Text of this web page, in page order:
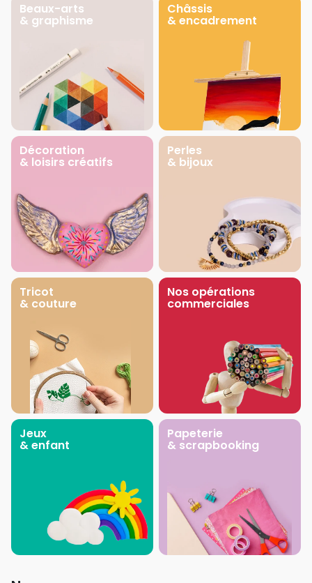
Beaux-arts
& graphisme
Châssis
& encadrement
Décoration
& loisirs créatifs
Perles
& bijoux
Tricot
& couture
Nos opérations
commerciales
Jeux
& enfant
Papeterie
& scrapbooking